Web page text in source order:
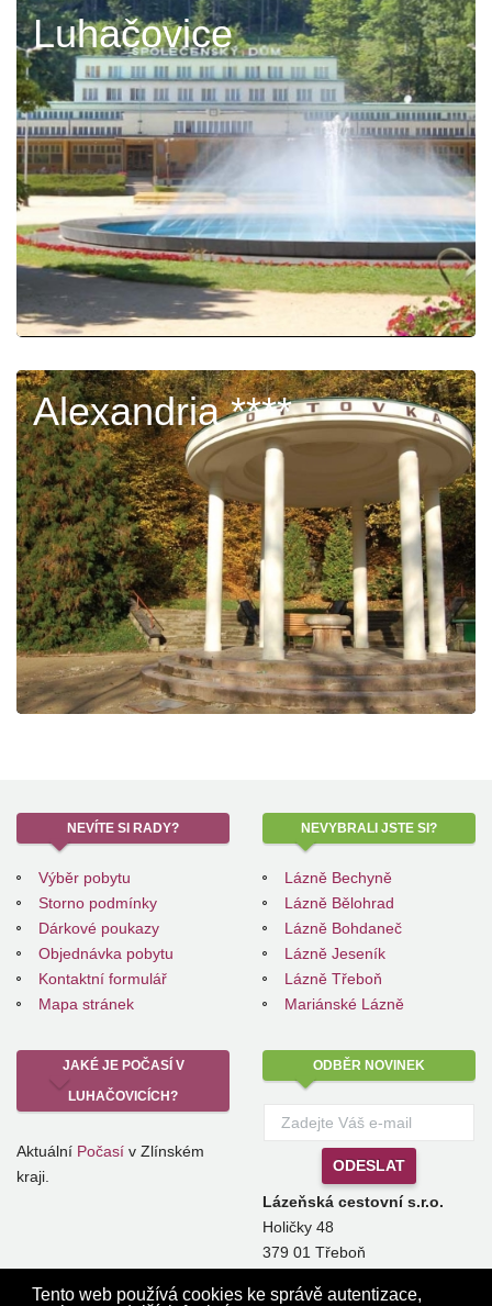
Tento web používá cookies ke správě autentizace,
Luhačovice
Alexandria ****
NEVÍTE SI RADY?
Výběr pobytu
Storno podmínky
Dárkové poukazy
Objednávka pobytu
Kontaktní formulář
Mapa stránek
NEVYBRALI JSTE SI?
Lázně Bechyně
Lázně Bělohrad
Lázně Bohdaneč
Lázně Jeseník
Lázně Třeboň
Mariánské Lázně
JAKÉJE POČASÍ V
LUHAČOVICÍCH?
Aktuální Počasí v Zlínském
kraji.
ODBĚR NOVINEK
Lázeňská cestovní s.r.o.
Holičky 48
379 01 Třeboň